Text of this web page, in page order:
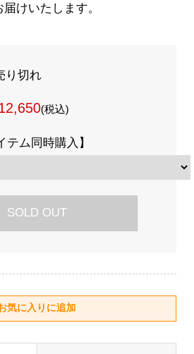
けいたします。
り切れ
(税込)
テム同時購入】
SOLD OUT